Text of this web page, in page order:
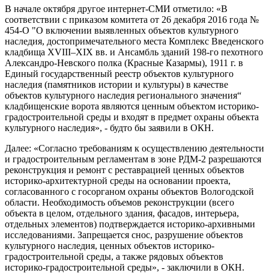
В начале октября другое интернет-СМИ отметило: «В
соответствии с приказом комитета от 26 декабря 2016 года №
454-О "О включении выявленных объектов культурного
наследия, достопримечательного места Комплекс Введенского
кладбища XVIII–XIX вв. и Ансамбль зданий 198-го пехотного
Александро-Невского полка (Красные Казармы), 1911 г. в
Единый государственный реестр объектов культурного
наследия (памятников истории и культуры) в качестве
объектов культурного наследия регионального значения“
кладбищенские ворота являются ценным объектом историко-
градостроительной среды и входят в предмет охраны объекта
культурного наследия», - будто бы заявили в ОКН.
Далее: «Согласно требованиям к осуществлению деятельности
и градостроительным регламентам в зоне РДМ-2 разрешаются
реконструкция и ремонт с реставрацией ценных объектов
историко-архитектурной среды на основании проекта,
согласованного с госорганом охраны объектов Вологодской
области. Необходимость объемов реконструкции (всего
объекта в целом, отдельного здания, фасадов, интерьера,
отдельных элементов) подтверждается историко-архивными
исследованиями. Запрещается снос, разрушение объектов
культурного наследия, ценных объектов историко-
градостроительной среды, а также рядовых объектов
историко-градостроительной среды», - заключили в ОКН.